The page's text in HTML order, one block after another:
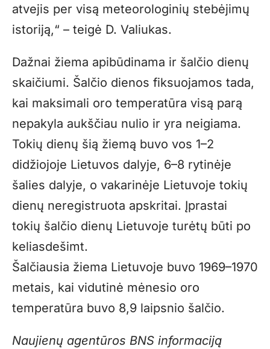
atvejis per visą meteorologinių stebėjimų
istoriją,“ – teigė D. Valiukas.
Dažnai žiema apibūdinama ir šalčio dienų
skaičiumi. Šalčio dienos fiksuojamos tada,
kai maksimali oro temperatūra visą parą
nepakyla aukščiau nulio ir yra neigiama.
Tokių dienų šią žiemą buvo vos 1–2
didžiojoje Lietuvos dalyje, 6–8 rytinėje
šalies dalyje, o vakarinėje Lietuvoje tokių
dienų neregistruota apskritai. Įprastai
tokių šalčio dienų Lietuvoje turėtų būti po
keliasdešimt.
Šalčiausia žiema Lietuvoje buvo 1969–1970
metais, kai vidutinė mėnesio oro
temperatūra buvo 8,9 laipsnio šalčio.
Naujienų agentūros BNS informaciją